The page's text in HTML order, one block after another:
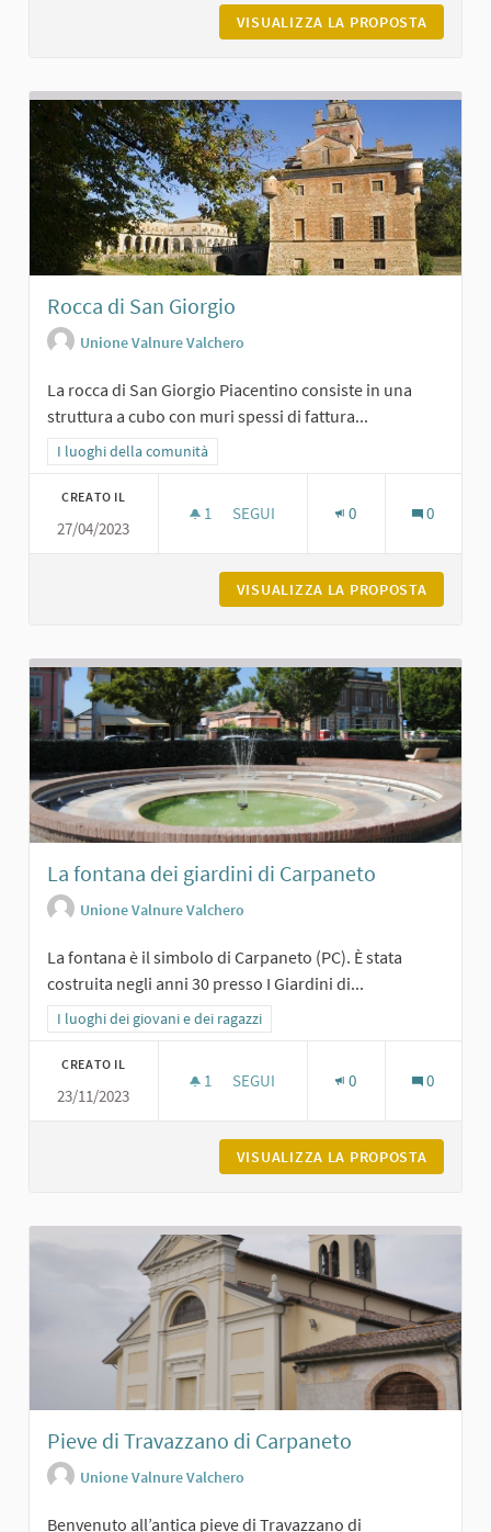
VISUALIZZA LA PROPOSTA
Rocca di San Giorgio
Unione Valnure Valchero
La rocca di San Giorgio Piacentino consiste in una
struttura a cubo con muri spessi di fattura...
Filtra i risultati per categoria: I luoghi della comunità
I luoghi della comunità
CREATO IL
27/04/2023
1 1 SOSTENITORI
SEGUI 0 0
VISUALIZZA LA PROPOSTA
La fontana dei giardini di Carpaneto
Unione Valnure Valchero
La fontana è il simbolo di Carpaneto (PC). È stata
costruita negli anni 30 presso I Giardini di...
Filtra i risultati per categoria: I luoghi dei giovani e dei ragazzi
I luoghi dei giovani e dei ragazzi
CREATO IL
23/11/2023
1 1 SOSTENITORI
SEGUI 0 0
VISUALIZZA LA PROPOSTA
Pieve di Travazzano di Carpaneto
Unione Valnure Valchero
Benvenuto all’antica pieve di Travazzano di